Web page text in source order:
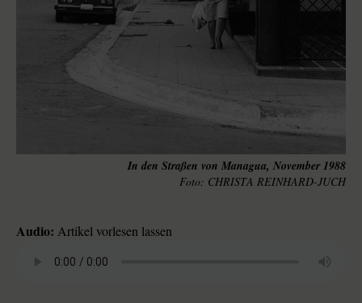
In den Straßen von Managua, November 1988
CHRISTA REINHARD-JUCH
Audio: Artikel vorlesen lassen